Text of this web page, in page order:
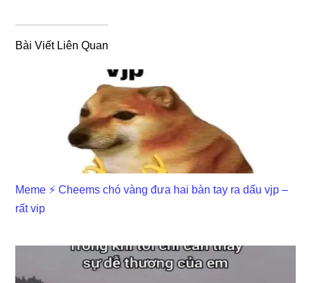
Bài Viết Liên Quan
Meme ⚡ Cheems chó vàng đưa hai bàn tay ra dấu vjp –
rất vip